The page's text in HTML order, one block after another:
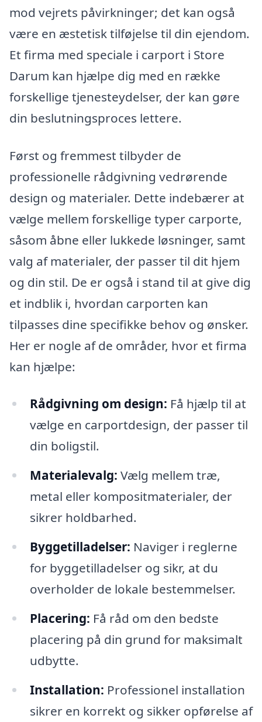
mod vejrets påvirkninger; det kan også
være en æstetisk tilføjelse til din ejendom.
Et firma med speciale i carport i Store
Darum kan hjælpe dig med en række
forskellige tjenesteydelser, der kan gøre
din beslutningsproces lettere.
Først og fremmest tilbyder de
professionelle rådgivning vedrørende
design og materialer. Dette indebærer at
vælge mellem forskellige typer carporte,
såsom åbne eller lukkede løsninger, samt
valg af materialer, der passer til dit hjem
og din stil. De er også i stand til at give dig
et indblik i, hvordan carporten kan
tilpasses dine specifikke behov og ønsker.
Her er nogle af de områder, hvor et firma
kan hjælpe:
Rådgivning om design: Få hjælp til at
vælge en carportdesign, der passer til
din boligstil.
Materialevalg: Vælg mellem træ,
metal eller kompositmaterialer, der
sikrer holdbarhed.
Byggetilladelser: Naviger i reglerne
for byggetilladelser og sikr, at du
overholder de lokale bestemmelser.
Placering: Få råd om den bedste
placering på din grund for maksimalt
udbytte.
Installation: Professionel installation
sikrer en korrekt og sikker opførelse af